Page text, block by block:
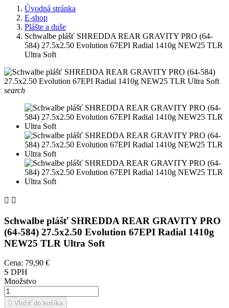
Úvodná stránka
E-shop
Plášte a duše
Schwalbe plášť SHREDDA REAR GRAVITY PRO (64-
584) 27.5x2.50 Evolution 67EPI Radial 1410g NEW25 TLR
Ultra Soft
search
 
Schwalbe plášť SHREDDA REAR GRAVITY PRO
(64-584) 27.5x2.50 Evolution 67EPI Radial 1410g
NEW25 TLR Ultra Soft
Cena: 79,90 €
S DPH
Množstvo
 Vložiť do košíka